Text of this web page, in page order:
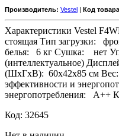
Производитель: Vestel Код
Характеристики Vestel
стоящая Тип загрузки:
белья: 6 кг Сушка: нет
(интеллектуальное)
(ШxГxВ): 60x42x85 см
эффективности и
энергопотребления: A++
Код: 32645